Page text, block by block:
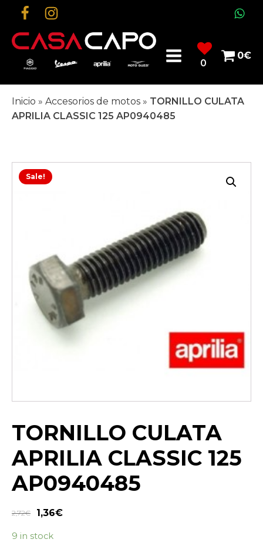
0
0€
Inicio » Accesorios de motos » TORNILLO CULATA
APRILIA CLASSIC 125 AP0940485
Sale!
TORNILLO CULATA
APRILIA CLASSIC 125
AP0940485
2,72€ 1,36€
9 in stock